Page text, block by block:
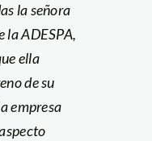
la señora
la ADESPA,
ella
de su
empresa